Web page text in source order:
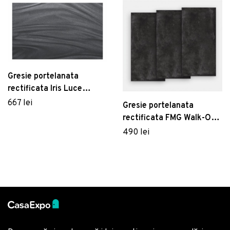
Gresie portelanata
rectificata Iris Luce
100x100cm 6mm grey
667 lei
Gresie portelanata
rectificata FMG Walk-On
Maxfine 150x100cm 6mm
490 lei